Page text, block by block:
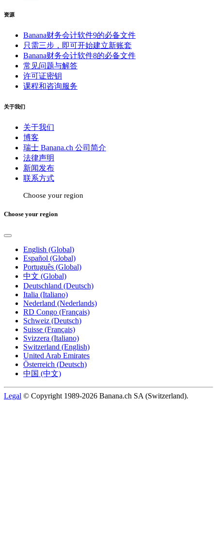
资源
Banana财务会计软件9的必备文件
只需三步，即可开始建立新账套
Banana财务会计软件8的必备文件
常见问题与解答
许可证密钥
课程和咨询服务
关于我们
关于我们
博客
瑞士 Banana.ch 公司简介
法律声明
新闻发布
联系方式
Choose your region
Choose your region
English (Global)
Español (Global)
Português (Global)
中文 (Global)
Deutschland (Deutsch)
Italia (Italiano)
Nederland (Nederlands)
RD Congo (Français)
Schweiz (Deutsch)
Suisse (Français)
Svizzera (Italiano)
Switzerland (English)
United Arab Emirates
Österreich (Deutsch)
中国 (中文)
Legal © Copyright 1989-2026 Banana.ch SA (Switzerland).